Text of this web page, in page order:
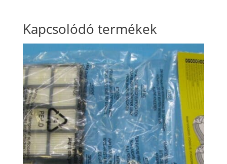
Kapcsolódó termékek